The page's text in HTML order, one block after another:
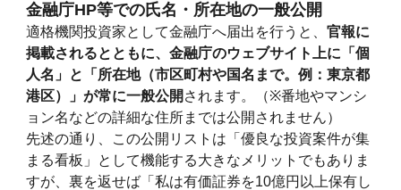
金融庁HP等での氏名・所在地の一般公開
適格機関投資家として金融庁へ届出を行うと、官報に
掲載されるとともに、金融庁のウェブサイト上に「個
人名」と「所在地（市区町村や国名まで。例：東京都
港区）」が常に一般公開 されます。（※番地やマンシ
ョン名などの詳細な住所までは公開されません）
先述の通り、この公開リストは「優良な投資案件が集
まる看板」として機能する大きなメリットでもありま
すが、裏を返せば「私は有価証券を10億円以上保有し